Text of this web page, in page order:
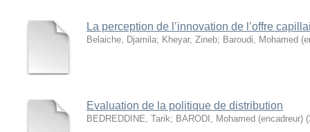
La perception de l’innovation de l’offre
Belaiche, Djamila; Kheyar, Zineb; Baroudi, Mohamed
Evaluation de la politique de distribution
BEDREDDINE, Tarik; BARODI, Mohamed (encadreur) (